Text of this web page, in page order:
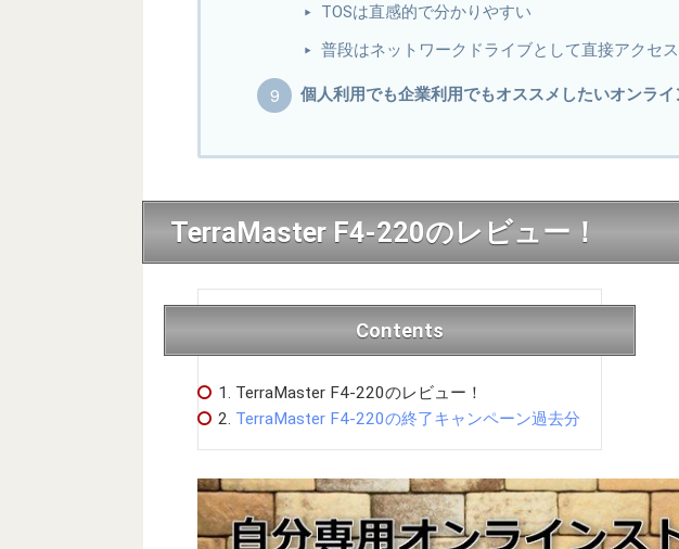
TOSは直感的で分かりやすい
普段はネットワークドライブとして直接アクセス
個人利用でも企業利用でもオススメしたいオンラ
TerraMaster F4-220のレビュー！
Contents
1. TerraMaster F4-220のレビュー！
2. TerraMaster F4-220の終了キャンペーン過去分